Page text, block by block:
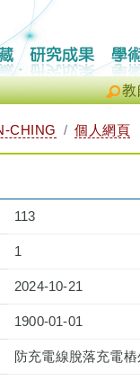
教
CHING 個人網頁
113
1
2024-10-21
1900-01-01
防充電線脫落充電